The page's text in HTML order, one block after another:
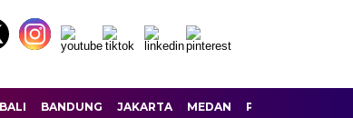
BALI BANDUNG JAKARTA MEDAN PALEMBANG